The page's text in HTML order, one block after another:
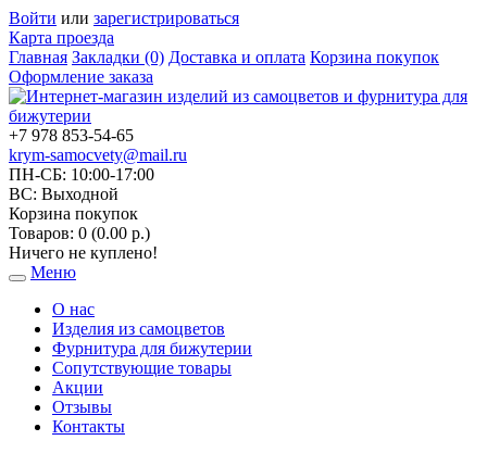
Войти или зарегистрироваться
Карта проезда
Главная Закладки (0) Доставка и оплата Корзина покупок
Оформление заказа
+7 978 853-54-65
krym-samocvety@mail.ru
ПН-СБ: 10:00-17:00
ВС: Выходной
Корзина покупок
Товаров: 0 (0.00 р.)
Ничего не куплено!
Toggle
navigation
Меню
О нас
Изделия из самоцветов
Фурнитура для бижутерии
Сопутствующие товары
Акции
Отзывы
Контакты